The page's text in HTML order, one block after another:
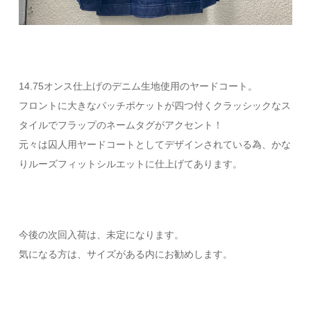
14.75オンス仕上げのデニム生地使用のヤードコート。
フロントに大きなパッチポケットが四つ付くクラッシックなス
タイルでフラップのネームタグがアクセント！
元々は囚人用ヤードコートとしてデザインされている為、かな
りルーズフィットシルエットに仕上げてあります。
今後の次回入荷は、未定になります。
気になる方は、サイズがある内にお勧めします。